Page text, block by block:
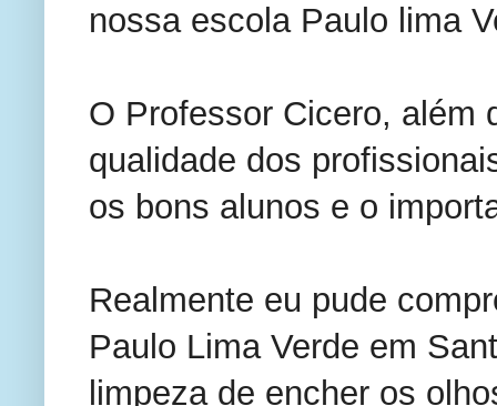
nossa escola Paulo lima
O Professor Cicero, além
qualidade dos
os bons alunos e o
Realmente eu pude
Paulo Lima Verde em
limpeza de encher os